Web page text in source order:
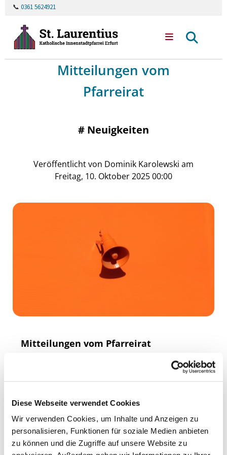
Diese Webseite verwendet Cookies
Wir verwenden Cookies, um Inhalte und Anzeigen zu
personalisieren, Funktionen für soziale Medien anbieten
zu können und die Zugriffe auf unsere Website zu
📞 0361 5624921
Mitteilungen vom
Pfarreirat
# Neuigkeiten
Veröffentlicht von Dominik Karolewski am
Freitag, 10. Oktober 2025 00:00
Mitteilungen vom Pfarreirat
Der Pfarreirat hat beschlossen, dass in diesem
Jahr an Heiligabend die Christmetten in Kirchen
St. Crucis, St. Georg, St. Martini und St. Nicolai-
Ebenso werden wir im nächsten Jahr in diesen
vier Kirchen die Patronatsfeste im größeren
Rahmen als unsere Pfarreifeste feiern.